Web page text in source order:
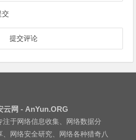
交
云网 - AnYun.ORG
注于网络信息收集、网络数据分
、网络安全研究、网络各种猎奇八